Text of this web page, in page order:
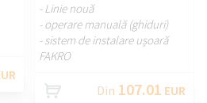
- Linie nouă
- operare manuală (ghiduri)
- sistem de instalare ușoară
FAKRO
Din 107.01 EUR